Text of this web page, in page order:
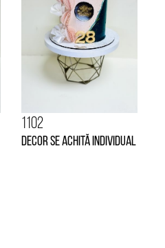
1102
Decor se achită individual